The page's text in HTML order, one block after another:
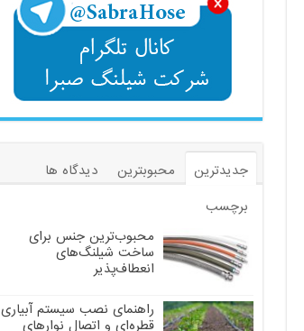
جدیدترین محبوبترین
دیدگاه ها
برچسب
محبوب‌ترین جنس برای
ساخت شیلنگ‌های
انعطاف‌پذیر
راهنمای نصب سیستم آبیاری
قطره‌ای و اتصال نوارهای